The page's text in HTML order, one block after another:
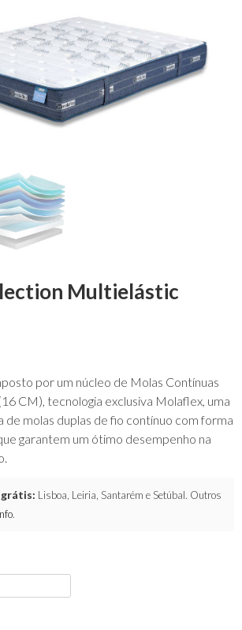
Multielástic
por um núcleo de Molas Contínuas
CM), tecnologia exclusiva Molaflex, uma
molas duplas de fio contínuo com forma
garantem um ótimo desempenho na
grátis: Lisboa, Leiria, Santarém e Setúbal. Outros
.